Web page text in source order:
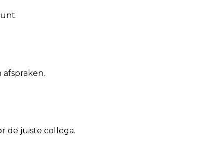
afspraken.
de juiste collega.